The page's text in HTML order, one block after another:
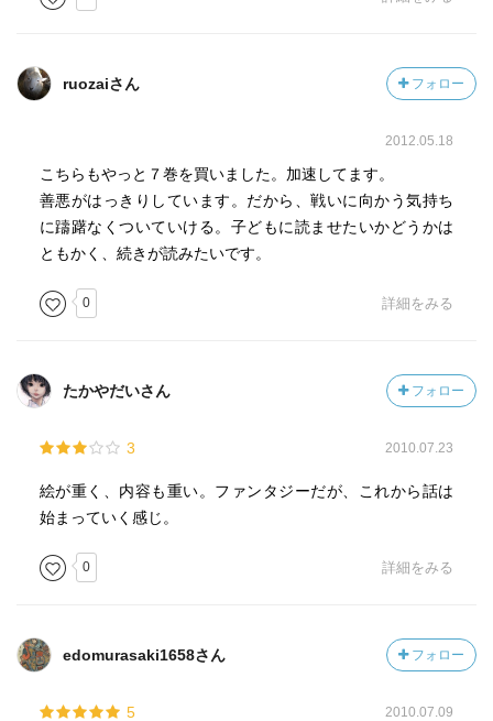
ruozaiさん フォロー
2012.05.18
こちらもやっと７巻を買いました。加速してます。
善悪がはっきりしています。だから、戦いに向かう気持ち
に躊躇なくついていける。子どもに読ませたいかどうかは
ともかく、続きが読みたいです。
0 詳細をみる
たかやだいさん フォロー
3 2010.07.23
絵が重く、内容も重い。ファンタジーだが、これから話は
始まっていく感じ。
0 詳細をみる
edomurasaki1658さん フォロー
5 2010.07.09